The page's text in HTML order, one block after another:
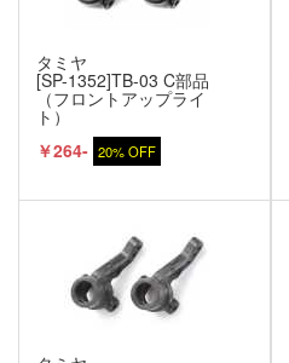
タミヤ
[SP-1352]TB-03 C部品
（フロントアップライ
ト）
￥264- 20% OFF